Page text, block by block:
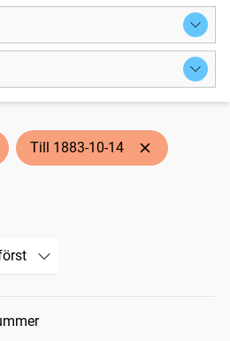
Till 1883-10-14